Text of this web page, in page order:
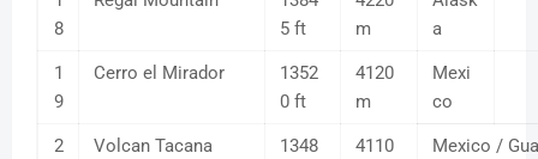
8
5 ft
m
a
1
9
Cerro el Mirador
1352
0 ft
4120
m
Mexi
co
2
Volcan Tacana
1348
4110
Mexico /